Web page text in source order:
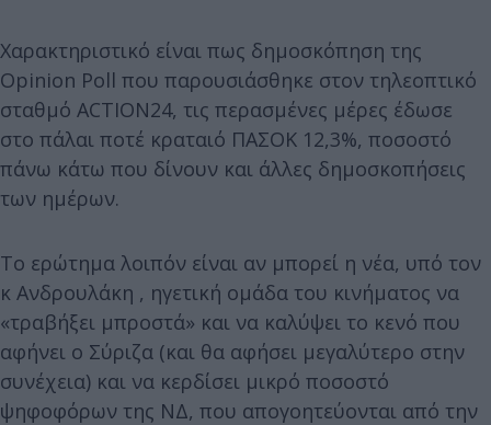
Χαρακτηριστικό είναι πως δημοσκόπηση της
Opinion Poll που παρουσιάσθηκε στον τηλεοπτικό
σταθμό ACTION24, τις περασμένες μέρες έδωσε
στο πάλαι ποτέ κραταιό ΠΑΣΟΚ 12,3%, ποσοστό
πάνω κάτω που δίνουν και άλλες δημοσκοπήσεις
των ημέρων.
Το ερώτημα λοιπόν είναι αν μπορεί η νέα, υπό τον
κ Ανδρουλάκη , ηγετική ομάδα του κινήματος να
«τραβήξει μπροστά» και να καλύψει το κενό που
αφήνει ο Σύριζα (και θα αφήσει μεγαλύτερο στην
συνέχεια) και να κερδίσει μικρό ποσοστό
ψηφοφόρων της ΝΔ, που απογοητεύονται από την